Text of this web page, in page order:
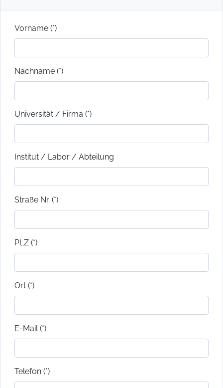
Vorname (*)
Nachname (*)
Universität / Firma (*)
Institut / Labor / Abteilung
Straße Nr. (*)
PLZ (*)
Ort (*)
E-Mail (*)
Telefon (*)